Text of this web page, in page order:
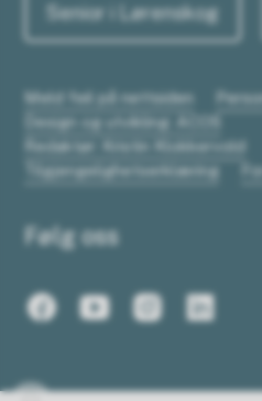
Senior i Lørenskog
Meld feil på nettsiden
Design og utvikling: ACOS
Redaktør: Kristin Klokkervold
Tilgjengelighetserklæring
Følg oss
FacebookYoutubeInstagram